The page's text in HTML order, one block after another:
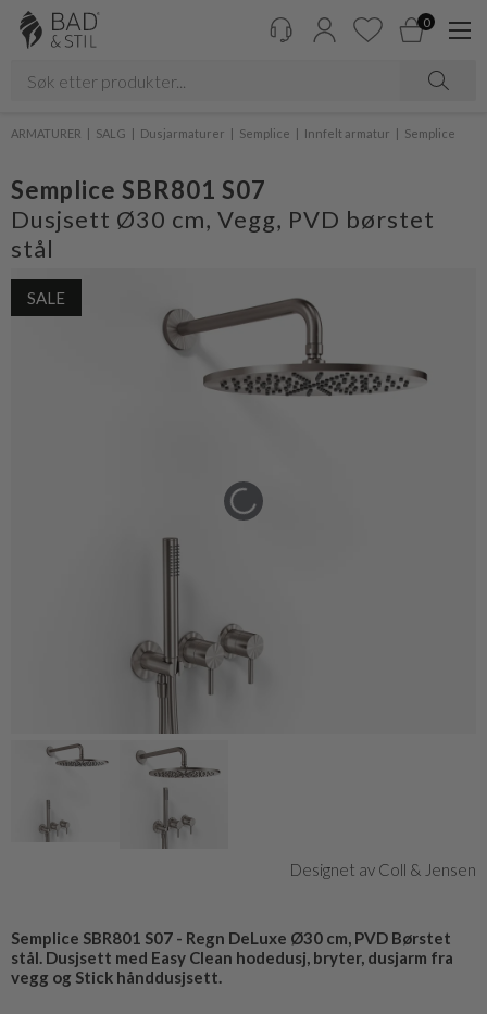
0
ARMATURER SALG Dusjarmaturer Semplice Innfelt armatur Semplice
Semplice SBR801 S07
Dusjsett Ø30 cm, Vegg, PVD børstet
stål
SALE
Designet av Coll & Jensen
Semplice SBR801 S07 - Regn DeLuxe Ø30 cm, PVD Børstet
stål. Dusjsett med Easy Clean hodedusj, bryter, dusjarm fra
vegg og Stick hånddusjsett.